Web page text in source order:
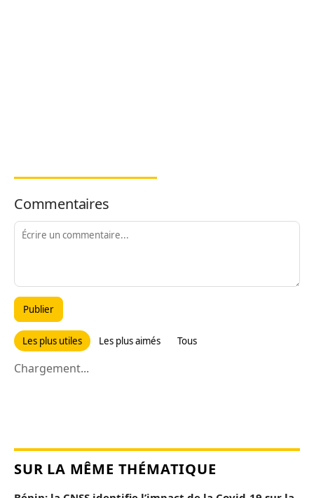
Commentaires
Publier
Les plus utiles Les plus aimés Tous
Chargement...
SUR LA MÊME THÉMATIQUE